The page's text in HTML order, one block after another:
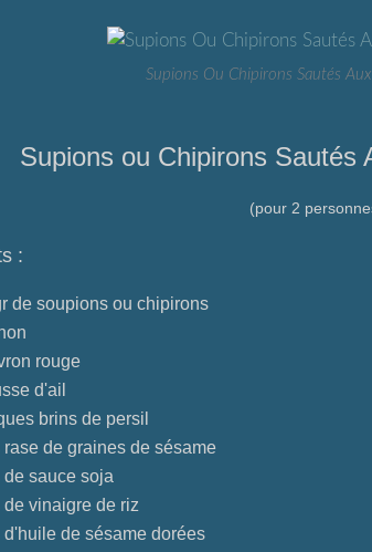
Supions Ou Chipirons Sautés
Supions ou Chipirons Sautés
(pour 2
:
de soupions ou chipirons
rouge
d'ail
brins de persil
rase de graines de sésame
de sauce soja
de vinaigre de riz
d'huile de sésame dorées